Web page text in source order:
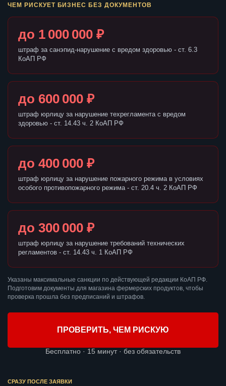
ЧЕМ РИСКУЕТ БИЗНЕС БЕЗ ДОКУМЕНТОВ
до 1 000 000 ₽
штраф за санэпид-нарушение с вредом здоровью - ст. 6.3
КоАП РФ
до 600 000 ₽
штраф юрлицу за нарушение техрегламента с вредом
здоровью - ст. 14.43 ч. 2 КоАП РФ
до 400 000 ₽
штраф юрлицу за нарушение пожарного режима в условиях
особого противопожарного режима - ст. 20.4 ч. 2 КоАП РФ
до 300 000 ₽
штраф юрлицу за нарушение требований технических
регламентов - ст. 14.43 ч. 1 КоАП РФ
Указаны максимальные санкции по действующей редакции КоАП РФ.
Подготовим документы для магазина фермерских продуктов, чтобы
проверка прошла без предписаний и штрафов.
ПРОВЕРИТЬ, ЧЕМ РИСКУЮ
Бесплатно · 15 минут · без обязательств
СРАЗУ ПОСЛЕ ЗАЯВКИ